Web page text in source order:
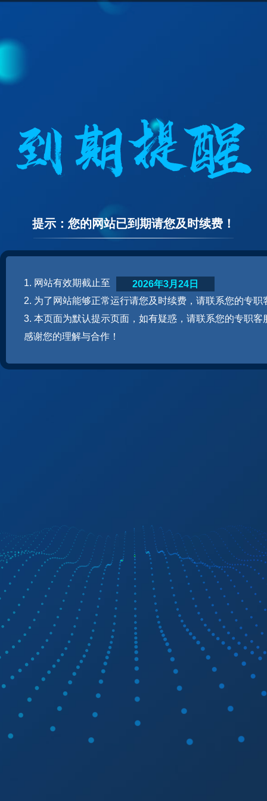
提示：您的网站已到期请您及时续费！
1. 网站有效期截止至
2. 为了网站能够正常运行请您及时续费，请联系您的专职
3. 本页面为默认提示页面，如有疑惑，请联系您的专职客
感谢您的理解与合作！
2026年3月24日